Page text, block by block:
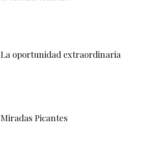
La oportunidad extraordinaria
Miradas Picantes